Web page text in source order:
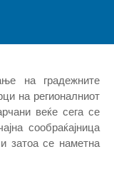
на градежните
на регионалниот
веќе сега се
сообраќајница
затоа се наметна